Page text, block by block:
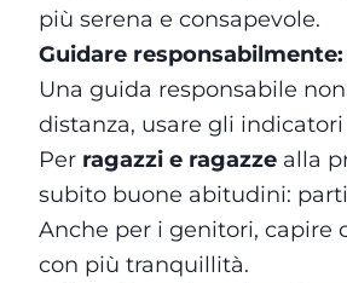
più serena e consapevole.
Guidare
Una guida responsabile
distanza, usare gli
Per ragazzi e ragazze alla
subito buone abitudini:
Anche per i genitori, capire
con più tranquillità.